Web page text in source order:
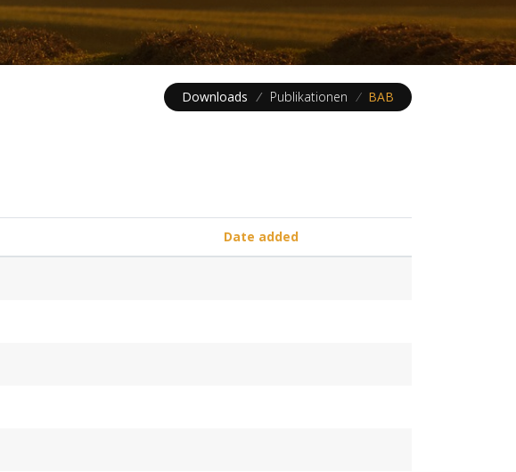
Downloads / Publikationen / BAB
Date added